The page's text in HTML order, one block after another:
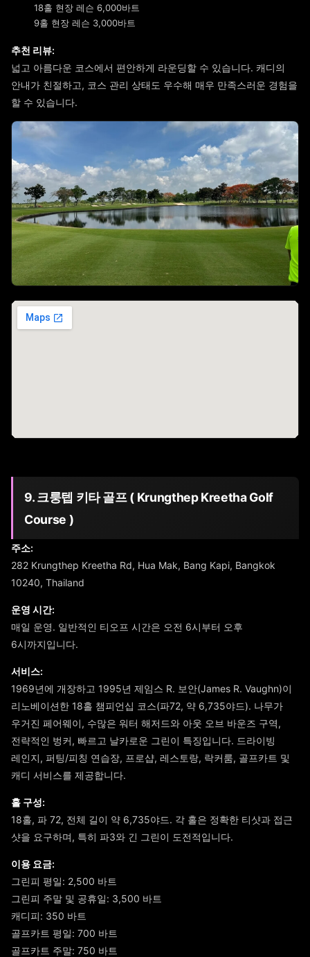
18홀 현장 레슨 6,000바트
9홀 현장 레슨 3,000바트
추천 리뷰:
넓고 아름다운 코스에서 편안하게 라운딩할 수 있습니다. 캐디의
안내가 친절하고, 코스 관리 상태도 우수해 매우 만족스러운 경험을
할 수 있습니다.
9. 크룽텝 키타 골프 ( Krungthep Kreetha Golf
Course )
주소:
282 Krungthep Kreetha Rd, Hua Mak, Bang Kapi, Bangkok
10240, Thailand
운영 시간:
매일 운영. 일반적인 티오프 시간은 오전 6시부터 오후
6시까지입니다.
서비스:
1969년에 개장하고 1995년 제임스 R. 보안(James R. Vaughn)이
리노베이션한 18홀 챔피언십 코스(파72, 약 6,735야드). 나무가
우거진 페어웨이, 수많은 워터 해저드와 아웃 오브 바운즈 구역,
전략적인 벙커, 빠르고 날카로운 그린이 특징입니다. 드라이빙
레인지, 퍼팅/피칭 연습장, 프로샵, 레스토랑, 락커룸, 골프카트 및
캐디 서비스를 제공합니다.
홀 구성:
18홀, 파 72, 전체 길이 약 6,735야드. 각 홀은 정확한 티샷과 접근
샷을 요구하며, 특히 파3와 긴 그린이 도전적입니다.
이용 요금:
그린피 평일: 2,500 바트
그린피 주말 및 공휴일: 3,500 바트
캐디피: 350 바트
골프카트 평일: 700 바트
골프카트 주말: 750 바트